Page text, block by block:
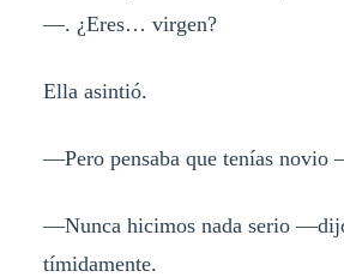
—. ¿Eres… virgen?
Ella asintió.
—Pero pensaba que tenías novio
—Nunca hicimos nada serio
tímidamente.